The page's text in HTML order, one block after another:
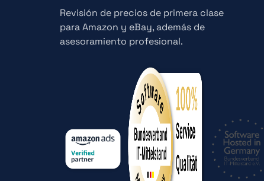
Revisión de precios de primera clase
para Amazon y eBay, además de
asesoramiento profesional.